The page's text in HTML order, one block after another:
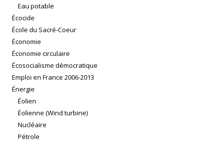
Eau potable
Écocide
École du Sacré-Coeur
Économie
Économie circulaire
Écosocialisme démocratique
Emploi en France 2006-2013
Énergie
Éolien
Éolienne (Wind turbine)
Nucléaire
Pétrole